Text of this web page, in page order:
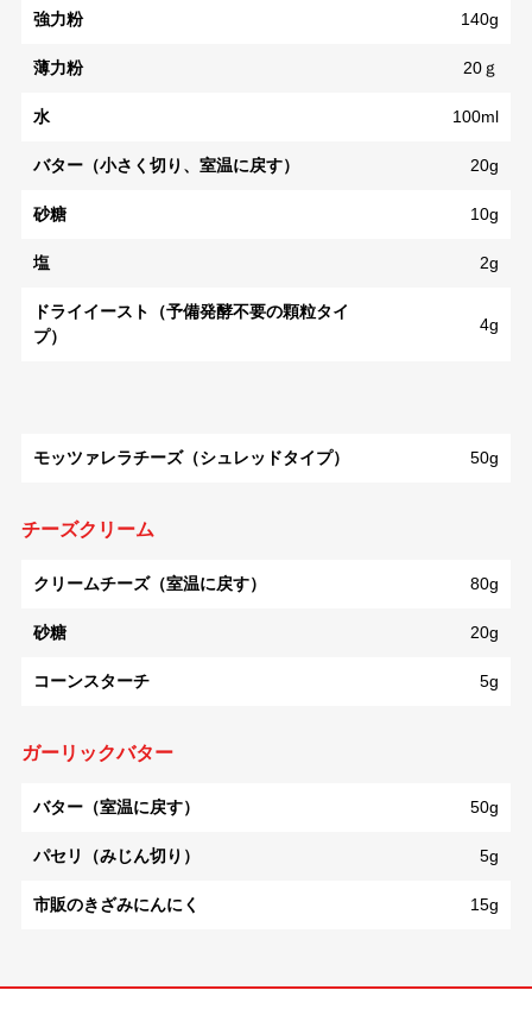
強力粉 140g
薄力粉 20ｇ
水 100ml
バター（小さく切り、室温に戻す） 20g
砂糖 10g
塩 2g
ドライイースト（予備発酵不要の顆粒タイ
プ）
4g
モッツァレラチーズ（シュレッドタイプ） 50g
チーズクリーム
クリームチーズ（室温に戻す） 80g
砂糖 20g
コーンスターチ 5g
ガーリックバター
バター（室温に戻す） 50g
パセリ（みじん切り） 5g
市販のきざみにんにく 15g